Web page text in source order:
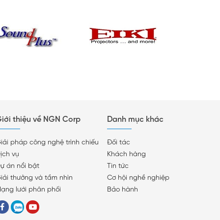
thiệu về NGN Corp
pháp công nghệ trình chiếu
vụ
án nổi bật
thưởng và tầm nhìn
lưới phân phối
Danh mục khác
Đối tác
Khách hàng
Tin tức
Cơ hội nghề nghiệp
Bảo hành